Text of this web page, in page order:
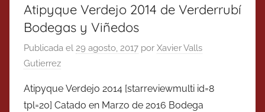
Atipyque Verdejo 2014 de Verderrubí
Bodegas y Viñedos
Publicada el 29 agosto, 2017 por Xavier Valls
Gutierrez
Atipyque Verdejo 2014 [starreviewmulti id=8
tpl=20] Catado en Marzo de 2016 Bodega